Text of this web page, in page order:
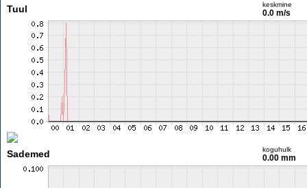
Tuul keskmine
0.0 m/s
Sademed koguhulk
0.00 mm